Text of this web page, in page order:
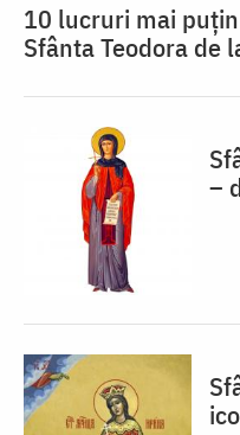
10 lucruri mai
Sfânta Teodora de
–